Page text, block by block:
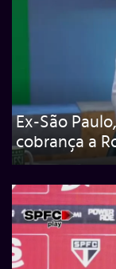
Ex-São
cobrança a